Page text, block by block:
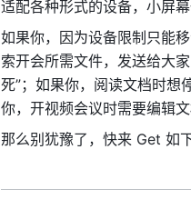
适配各种形式的设备，小屏幕
如果你，因为设备限制只能
索开会所需文件，发送给大
死”；如果你，阅读文档时想
你，开视频会议时需要编辑
那么别犹豫了，快来 Get 如